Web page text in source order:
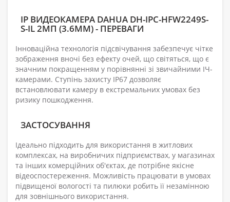
IP ВИДЕОКАМЕРА DAHUA DH-IPC-HFW2249S-
S-IL 2МП (3.6ММ) - ПЕРЕВАГИ
Інноваційна технологія підсвічування забезпечує чітке
зображення вночі без ефекту очей, що світяться, що є
значним покращенням у порівнянні зі звичайними ІЧ-
камерами. Ступінь захисту IP67 дозволяє
встановлювати камеру в екстремальних умовах без
ризику пошкодження.
ЗАСТОСУВАННЯ
Ідеально підходить для використання в житлових
комплексах, на виробничих підприємствах, у магазинах
та інших комерційних об'єктах, де потрібне якісне
відеоспостереження. Можливість працювати в умовах
підвищеної вологості та пилюки робить її незамінною
для зовнішнього використання.